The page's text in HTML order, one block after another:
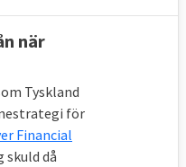
när
Tyskland
för
Financial
skuld då